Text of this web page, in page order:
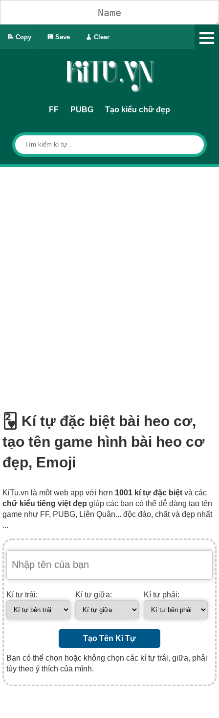
FF PUBG Tạo kiểu chữ đẹp
🂲 Kí tự đặc biệt bài heo cơ,
tạo tên game hình bài heo cơ
đẹp, Emoji
KiTu.vn là một web app với hơn 1001 kí tự đặc biệt và các
chữ kiểu tiếng việt đẹp giúp các bạn có thể dễ dàng tạo tên
game như FF, PUBG, Liên Quân... độc đáo, chất và đẹp nhất
...
Kí tự trái: Kí tự giữa: Kí tự phải:
Tạo Tên Kí Tự
Bạn có thể chọn hoặc không chọn các kí tự trái, giữa, phải
tùy theo ý thích của mình.
📝 Copy 💾 Save 🧹 Clear